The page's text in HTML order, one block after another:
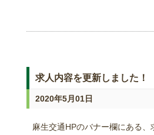
求人内容を更新しました！
2020年5月01日
麻生交通HPのバナー欄にある